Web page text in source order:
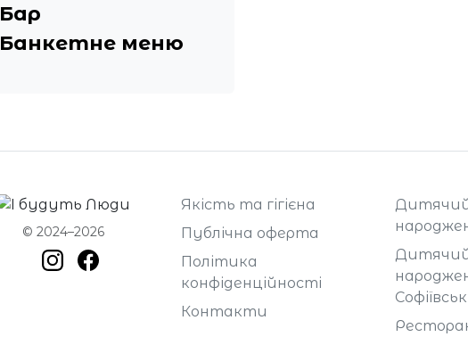
Бар
Банкетне меню
© 2024–2026
Якість та гігієна
Публічна оферта
Політика
конфіденційності
Контакти